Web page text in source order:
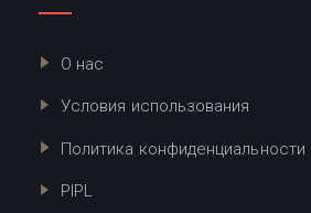
О нас
Условия использования
Политика конфиденциальности
PIPL